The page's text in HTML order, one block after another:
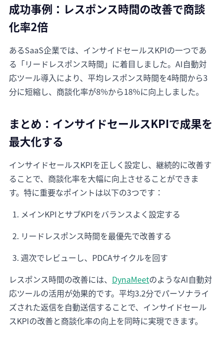
成功事例：レスポンス時間の改善で商談
化率2倍
あるSaaS企業では、インサイドセールスKPIの一つであ
る「リードレスポンス時間」に着目しました。AI自動対
応ツール導入により、平均レスポンス時間を4時間から3
分に短縮し、商談化率が8%から18%に向上しました。
まとめ：インサイドセールスKPIで成果を
最大化する
インサイドセールスKPIを正しく設定し、継続的に改善す
ることで、商談化率を大幅に向上させることができま
す。特に重要なポイントは以下の3つです：
メインKPIとサブKPIをバランスよく設定する
リードレスポンス時間を最優先で改善する
週次でレビューし、PDCAサイクルを回す
レスポンス時間の改善には、 DynaMeetのようなAI自動対
応ツールの活用が効果的です。平均3.2分でパーソナライ
ズされた返信を自動送信することで、インサイドセール
スKPIの改善と商談化率の向上を同時に実現できます。